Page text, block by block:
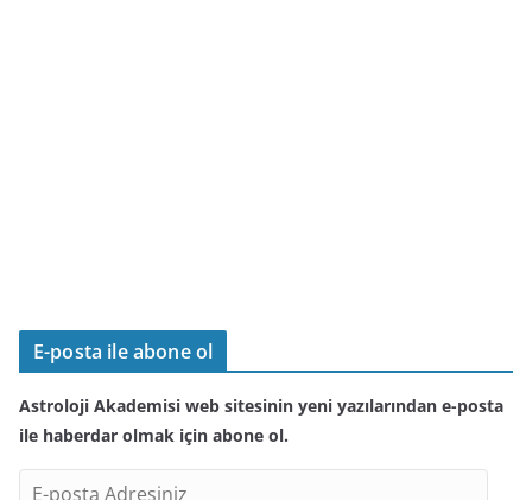
E-posta ile abone ol
Astroloji Akademisi web sitesinin yeni yazılarından e-posta
ile haberdar olmak için abone ol.